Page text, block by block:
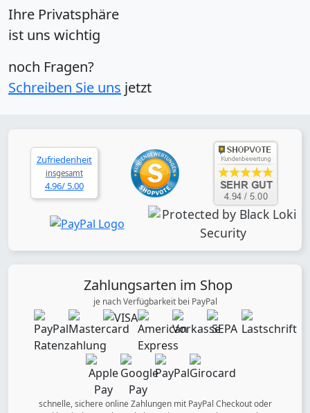
Ihre Privatsphäre
ist uns wichtig
noch Fragen?
Schreiben Sie uns jetzt
Zufriedenheit
insgesamt
4.96/ 5.00
Zahlungsarten im Shop
je nach Verfügbarkeit bei PayPal
schnelle, sichere online Zahlungen mit PayPal Checkout oder